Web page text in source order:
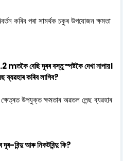
কৰিব পৰা সামৰ্থক চকুৰ উপযোজন ক্ষমতা
mতকৈ বেছি দূৰৰ বস্তু স্পষ্টকৈ দেখা নাপায়।
ব্যৱহাৰ কৰিব লাগিব?
ক্ষেত্ৰত উপযুক্ত ক্ষমতাৰ অৱতল লেন্ছ ব্যৱহাৰ
দূৰ-বিন্দু আৰু নিকটবিন্দু কি?